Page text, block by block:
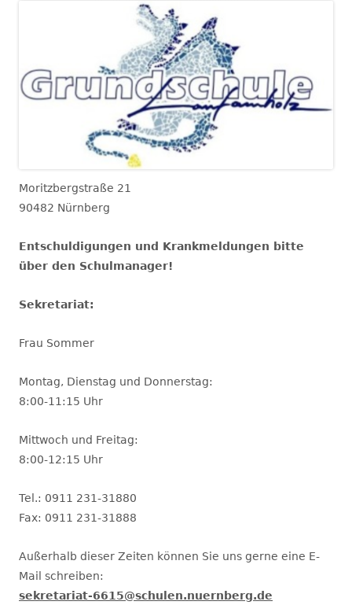
Moritzbergstraße 21
90482 Nürnberg
Entschuldigungen und Krankmeldungen bitte
über den Schulmanager!
Sekretariat:
Frau Sommer
Montag, Dienstag und Donnerstag:
8:00-11:15 Uhr
Mittwoch und Freitag:
8:00-12:15 Uhr
Tel.: 0911 231-31880
Fax: 0911 231-31888
Außerhalb dieser Zeiten können Sie uns gerne eine E-
Mail schreiben:
sekretariat-6615@schulen.nuernberg.de